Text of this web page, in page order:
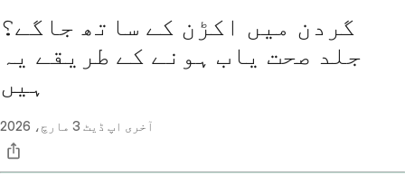
گردن میں اکڑن کے ساتھ جاگے؟
جلد صحت یاب ہونے کے طریقے یہ
ہیں
آخری اپ ڈیٹ 3 مارچ، 2026